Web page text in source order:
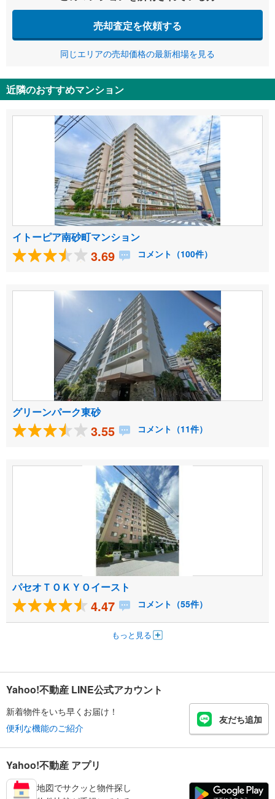
売却査定を依頼する
同じエリアの売却価格の最新相場を見る
近隣のおすすめマンション
イトーピア南砂町マンション
3.69 コメント（100件）
グリーンパーク東砂
3.55 コメント（11件）
パセオＴＯＫＹＯイースト
4.47 コメント（55件）
もっと見る
Yahoo!不動産 LINE公式アカウント
新着物件をいち早くお届け！
便利な機能のご紹介
友だち追加
Yahoo!不動産 アプリ
地図でサクッと物件探し